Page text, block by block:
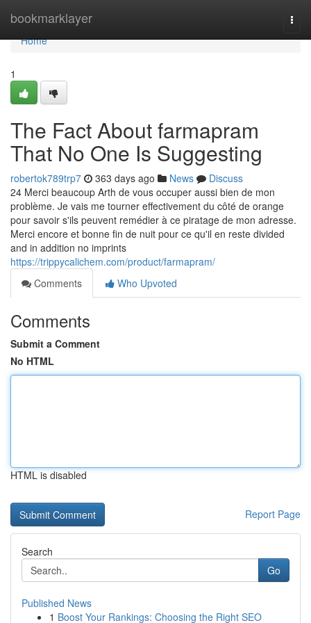
bookmarklayer
Home
Home
1
The Fact About farmapram
That No One Is Suggesting
robertok789trp7 363 days ago News
Discuss
24 Merci beaucoup Arth de vous occuper aussi bien de mon
problème. Je vais me tourner effectivement du côté de orange
pour savoir s'ils peuvent remédier à ce piratage de mon adresse.
Merci encore et bonne fin de nuit pour ce qu'il en reste divided
and in addition no imprints
https://trippycalichem.com/product/farmapram/
Comments
Who Upvoted
Comments
Submit a Comment
No HTML
HTML is disabled
Report Page
Search
Go
Published News
1 Boost Your Rankings: Choosing the Right SEO